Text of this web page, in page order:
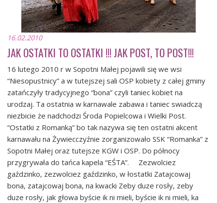
16.02.2010
JAK OSTATKI TO OSTATKI !!! JAK POST, TO POST!!!
16 lutego 2010 r w Sopotni Małej pojawili się we wsi
“Niesopustnicy” a w tutejszej sali OSP kobiety z całej gminy
zatańczyły tradycyjnego “bona” czyli taniec kobiet na
urodzaj. Ta ostatnia w karnawale zabawa i taniec swiadczą
niezbicie że nadchodzi Środa Popielcowa i Wielki Post.
“Ostatki z Romanką” bo tak nazywa się ten ostatni akcent
karnawału na Żywiecczyźnie zorganizowało SSK “Romanka” z
Sopotni Małej oraz tutejsze KGW i OSP. Do północy
przygrywała do tańca kapela “EŚTA”. Zezwolciez
gaździnko, zezwolciez gaździnko, w łostatki Zatajcowaj
bona, zatajcowaj bona, na kwacki Zeby duze rosły, zeby
duze rosły, jak głowa byście ik ni mieli, byście ik ni mieli, ka